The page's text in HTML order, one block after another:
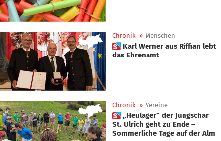
Chronik » Menschen
 Karl Werner aus Riffian lebt
das Ehrenamt
Chronik » Vereine
 „Heulager“ der Jungschar
St. Ulrich geht zu Ende –
Sommerliche Tage auf der Alm